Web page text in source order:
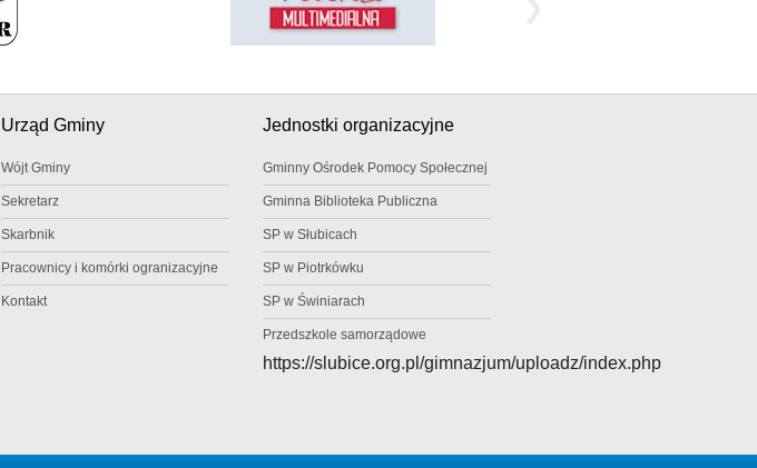
Urząd Gminy
Wójt Gminy
Sekretarz
Skarbnik
Pracownicy i komórki ogranizacyjne
Kontakt
Jednostki organizacyjne
Gminny Ośrodek Pomocy Społecznej
Gminna Biblioteka Publiczna
SP w Słubicach
SP w Piotrkówku
SP w Świniarach
Przedszkole samorządowe
https://slubice.org.pl/gimnazjum/uploadz/index.php